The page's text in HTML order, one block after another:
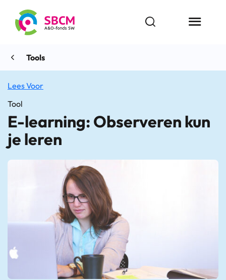
inhoud
Open zoekbalk
Menu
Tools
Lees Voor
Tool
E-learning: Observeren kun
je leren